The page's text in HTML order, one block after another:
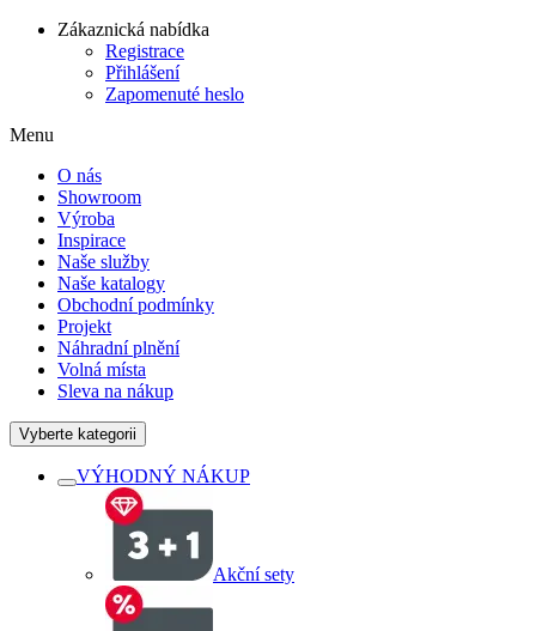
Zákaznická nabídka
Registrace
Přihlášení
Zapomenuté heslo
Menu
O nás
Showroom
Výroba
Inspirace
Naše služby
Naše katalogy
Obchodní podmínky
Projekt
Náhradní plnění
Volná místa
Sleva na nákup
Vyberte kategorii
VÝHODNÝ NÁKUP
Akční sety